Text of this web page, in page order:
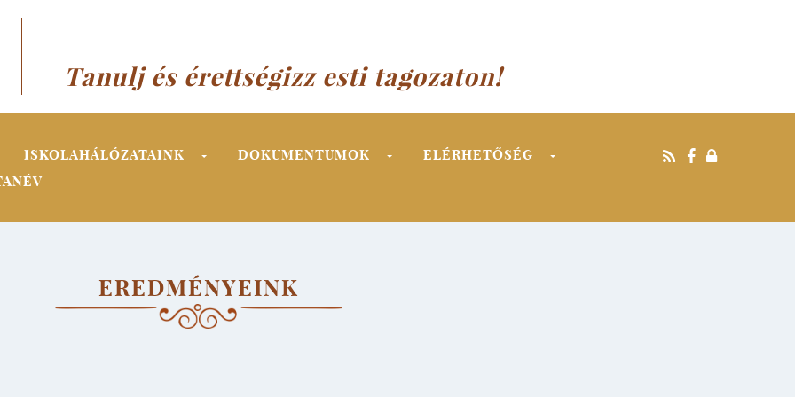
Tanulj és érettségizz esti tagozaton!
ISKOLAHÁLÓZATAINK DOKUMENTUMOK ELÉRHETŐSÉG
EREDMÉNYEINK